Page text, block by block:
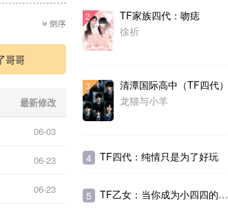
倒序
哥哥
最新修改
06-03
06-23
06-23
2
TF家族四代：吻痣
徐祈
3
清潭国际高中（TF四代）
龙猫与小羊
4 TF四代：纯情只是为了好玩
5 TF乙女：当你成为小四四的助理